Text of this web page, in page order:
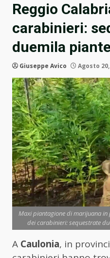
Reggio
carabinieri:
duemila
Giuseppe Avico Agosto
Maxi piantagione di marijuana
dei carabinieri: sequestrate
A Caulonia, in